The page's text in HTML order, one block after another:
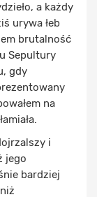
a każdy
urywa łeb
brutalność
Sepultury
gdy
na
i
jego
bardziej